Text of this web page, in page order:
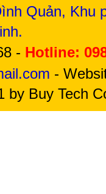
Quản, Khu
- Hotline:
-
by Buy Tech